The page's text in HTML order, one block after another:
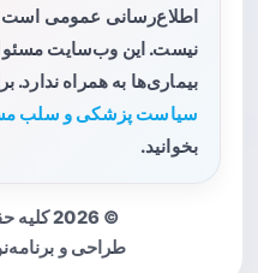
اطلاع‌رسانی عمومی است
نیست. این وب‌سایت
بیماری‌ها به همراه
سیاست پزشکی و سلب
بخوانید.
© 2026 کلیه حقوق محفوظ است.
طراحی و